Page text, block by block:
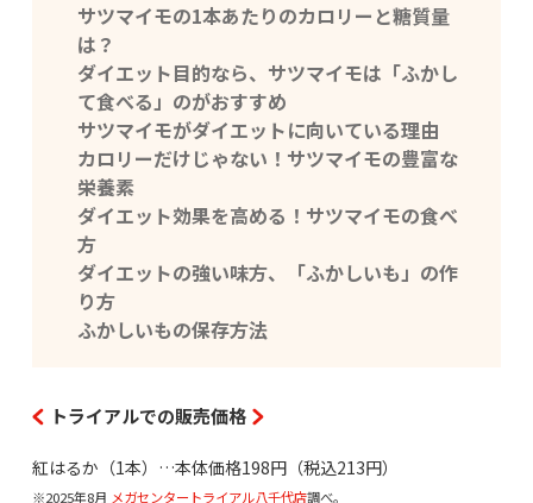
サツマイモの1本あたりのカロリーと糖質量
は？
ダイエット目的なら、サツマイモは「ふかし
て食べる」のがおすすめ
サツマイモがダイエットに向いている理由
カロリーだけじゃない！サツマイモの豊富な
栄養素
ダイエット効果を高める！サツマイモの食べ
方
ダイエットの強い味方、「ふかしいも」の作
り方
ふかしいもの保存方法
トライアルでの販売価格
紅はるか（1本）…本体価格198円（税込213円）
※2025年8月 メガセンタートライアル八千代店調べ。